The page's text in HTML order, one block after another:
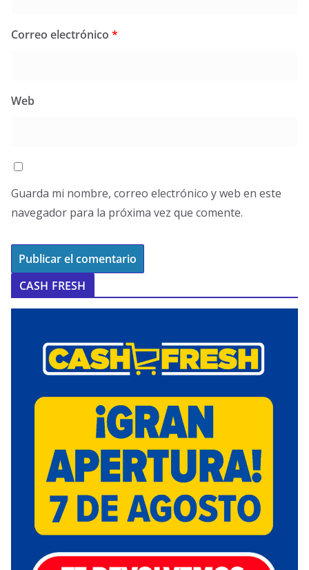
Correo electrónico *
Web
Guarda mi nombre, correo electrónico y web en este
navegador para la próxima vez que comente.
CASH FRESH